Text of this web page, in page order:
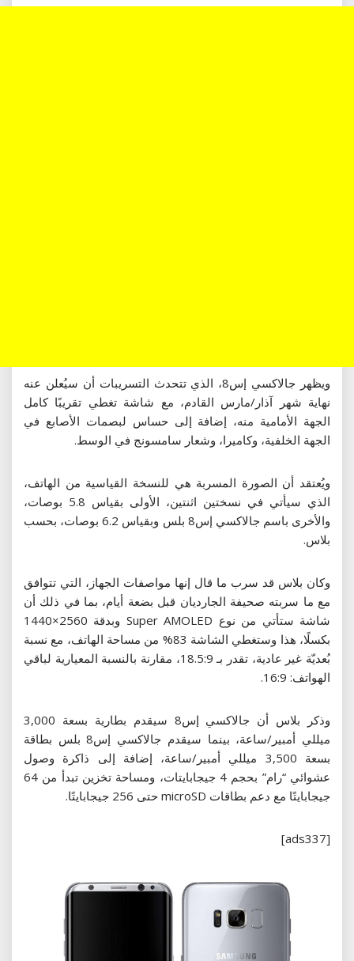
ويظهر جالاكسي إس8، الذي تتحدث التسريبات أن سيُعلن عنه
نهاية شهر آذار/مارس القادم، مع شاشة تغطي تقريبًا كامل
الجهة الأمامية منه، إضافة إلى حساس لبصمات الأصابع في
الجهة الخلفية، وكاميرا، وشعار سامسونج في الوسط.
ويُعتقد أن الصورة المسربة هي للنسخة القياسية من الهاتف،
الذي سيأتي في نسختين اثنتين، الأولى بقياس 5.8 بوصات،
والأخرى باسم جالاكسي إس8 بلس وبقياس 6.2 بوصات، بحسب
بلاس.
وكان بلاس قد سرب ما قال إنها مواصفات الجهاز، التي تتوافق
مع ما سربته صحيفة الجارديان قبل بضعة أيام، بما في ذلك أن
شاشة ستأتي من نوع Super AMOLED وبدقة 2560×1440
بكسلًا، هذا وستغطي الشاشة 83% من مساحة الهاتف، مع نسبة
بُعديّة غير عادية، تقدر بـ 18.5:9، مقارنة بالنسبة المعيارية لباقي
الهواتف: 16:9.
وذكر بلاس أن جالاكسي إس8 سيقدم بطارية بسعة 3,000
ميللي أمبير/ساعة، بينما سيقدم جالاكسي إس8 بلس بطاقة
بسعة 3,500 ميللي أمبير/ساعة، إضافة إلى ذاكرة وصول
عشوائي “رام” بحجم 4 جيجابايتات، ومساحة تخزين تبدأ من 64
جيجابايتًا مع دعم بطاقات microSD حتى 256 جيجابايتًا.
[ads337]